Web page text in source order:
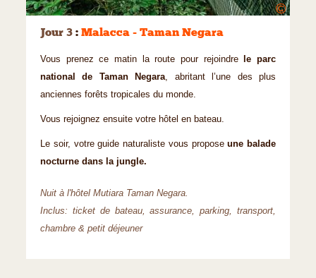
©
Jour 3 : Malacca - Taman Negara
Vous prenez ce matin la route pour rejoindre
le parc
national de Taman Negara, abritant l’une des plus
anciennes forêts tropicales du monde.
Vous rejoignez ensuite votre hôtel en bateau.
Le soir, votre guide naturaliste vous proposeune balade
nocturne dans la jungle.
Nuit à l'hôtel Mutiara Taman Negara.
Inclus: ticket de bateau, assurance, parking, transport,
chambre & petit déjeuner